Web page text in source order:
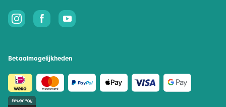
Betaalmogelijkheden